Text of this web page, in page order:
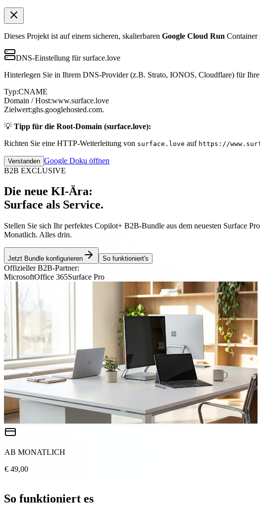
Dieses Projekt ist auf einem sicheren, skalierbaren Google Cloud Run Container
DNS-Einstellung für surface.love
Hinterlegen Sie in Ihrem DNS-Provider (z.B. Strato, IONOS, Cloudflare) für
Typ:CNAME
Domain / Host:www.surface.love
Zielwert:ghs.googlehosted.com.
💡 Tipp für die Root-Domain (surface.love):
Richten Sie eine HTTP-Weiterleitung von surface.love auf https://
Verstanden Google Doku öffnen
B2B EXCLUSIVE
Die neue KI-Ära:
Surface als Service.
Stellen Sie sich Ihr perfektes Copilot+ B2B-Bundle aus dem neuesten Surface
Monatlich. Alles drin.
Jetzt Bundle konfigurieren So funktioniert's
Offizieller B2B-Partner:
MicrosoftOffice 365Surface Pro
AB MONATLICH
€ 49,00
So funktioniert es